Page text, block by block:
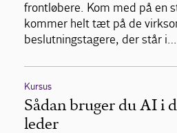
frontløbere. Kom med på en
kommer helt tæt på de
beslutningstagere, der står i…
Kursus
Sådan bruger du AI i
leder